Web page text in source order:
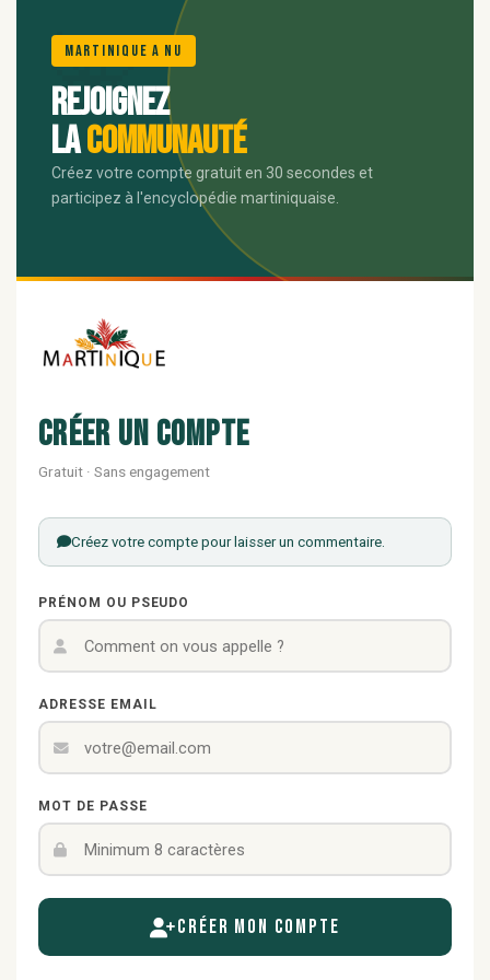
🌺
Martinique A Nu
Rejoignez
lacommunauté
Créez votre compte gratuit en 30 secondes et
participez à l'encyclopédie martiniquaise.
Créer un compte
Gratuit · Sans engagement
Créez votre compte pour laisser un commentaire.
PRÉNOM OU PSEUDO
ADRESSE EMAIL
MOT DE PASSE
Créer mon compte